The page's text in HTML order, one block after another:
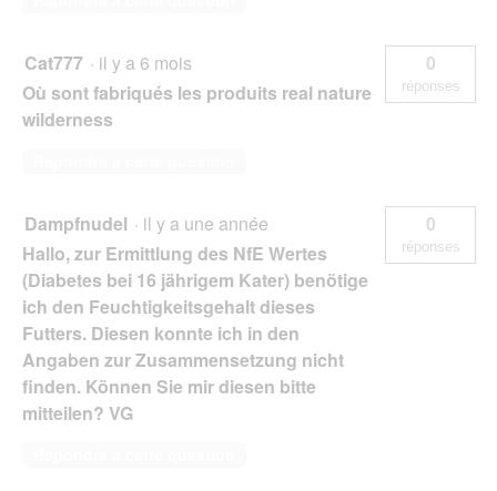
Cat777 · il y a 6 mois
Où sont fabriqués les produits real nature
wilderness
0
réponses
Dampfnudel · il y a une année
Hallo, zur Ermittlung des NfE Wertes
(Diabetes bei 16 jährigem Kater) benötige
ich den Feuchtigkeitsgehalt dieses
Futters. Diesen konnte ich in den
Angaben zur Zusammensetzung nicht
finden. Können Sie mir diesen bitte
mitteilen? VG
0
réponses